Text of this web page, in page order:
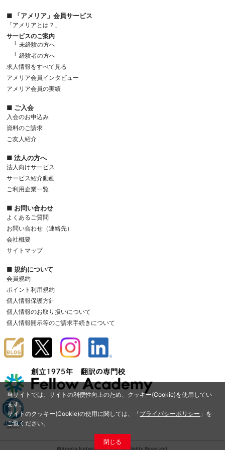
当サイトでは、サイトの利便性向上のため、クッキー(Cookie)を使用してい
ます。
サイトのクッキー(Cookie)の使用に関しては、「プライバシーポリシー 」を
ご覧ください。
閉じる
■ 「アメリア」会員サービス
「アメリアとは？」
サービスのご案内
└ 未経験の方へ
└ 経験者の方へ
求人情報をすべて見る
アメリア会員インタビュー
アメリア会員の実績
■ ご入会
入会のお申込み
資料のご請求
ご友人紹介
■ 法人の方へ
法人向けサービス
サービス紹介動画
ご利用企業一覧
■ お問い合わせ
よくあるご質問
お問い合わせ（連絡先）
会社概要
サイトマップ
■ 規約について
会員規約
ポイント利用規約
個人情報保護方針
個人情報のお取り扱いについて
個人情報開示等のご請求手続きについて
©Amelia Network Co.,Ltd. All Rights Reserved.